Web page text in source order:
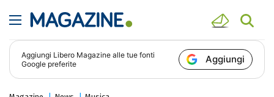
Aggiungi Libero Magazine alle tue fonti
Google preferite
Aggiungi